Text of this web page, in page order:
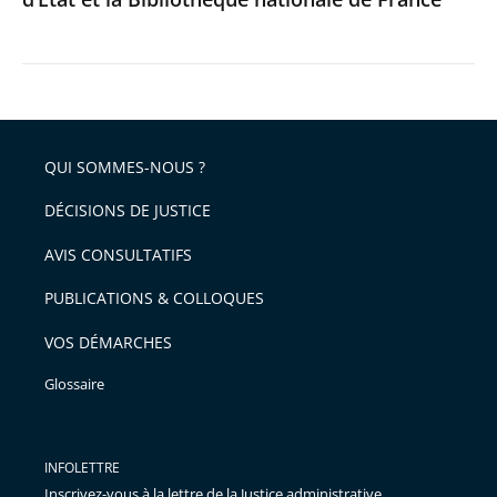
QUI SOMMES-NOUS ?
DÉCISIONS DE JUSTICE
AVIS CONSULTATIFS
PUBLICATIONS & COLLOQUES
VOS DÉMARCHES
Glossaire
INFOLETTRE